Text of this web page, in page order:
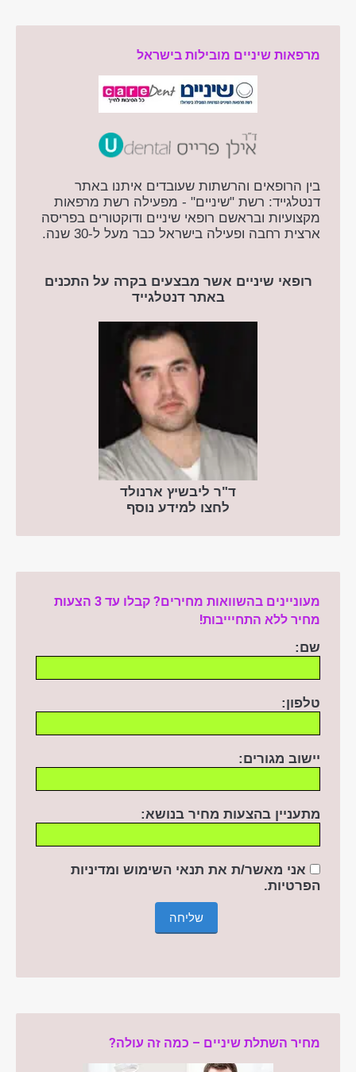
מרפאות שיניים מובילות בישראל
בין הרופאים והרשתות שעובדים איתנו באתר
דנטלגייד: רשת "שיניים" - מפעילה רשת מרפאות
מקצועיות ובראשם רופאי שיניים ודוקטורים בפריסה
ארצית רחבה ופעילה בישראל כבר מעל ל-30 שנה.
רופאי שיניים אשר מבצעים בקרה על התכנים
באתר דנטלגייד
ד"ר ליבשיץ ארנולד
לחצו למידע נוסף
מעוניינים בהשוואות מחירים? קבלו עד 3 הצעות
מחיר ללא התחיייבות!
שם:
טלפון:
יישוב מגורים:
מתעניין בהצעות מחיר בנושא:
אני מאשר/ת את תנאי השימוש ומדיניות
הפרטיות.
מחיר השתלת שיניים – כמה זה עולה?